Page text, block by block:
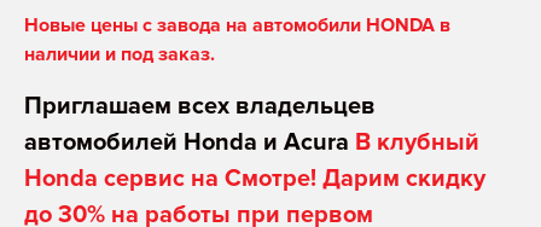
Новые цены с завода на автомобили HONDA в
наличии и под заказ.
Приглашаем всех владельцев
автомобилей Honda и Acura В клубный
Honda сервис на Смотре! Дарим скидку
до 30% на работы при первом